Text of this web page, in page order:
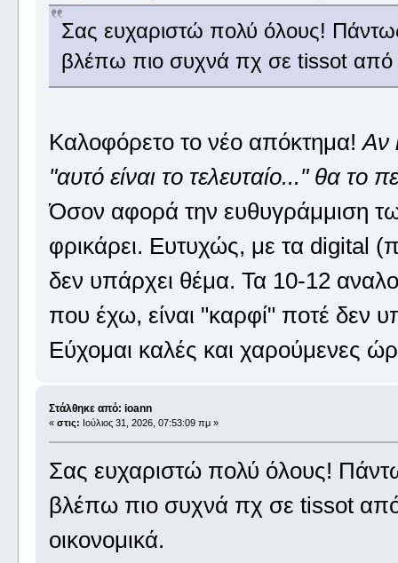
Σας ευχαριστώ πολύ όλους!
βλέπω πιο συχνά πχ σε tissot από
Καλοφόρετο το νέο απόκτημα!Αν
"αυτό είναι το τελευταίο..." θα το
Όσον αφορά την ευθυγράμμιση
φρικάρει. Ευτυχώς, με τα digital
δεν υπάρχει θέμα. Τα 10-12
που έχω, είναι "καρφί" ποτέ δεν
Εύχομαι καλές και χαρούμενες
Στάλθηκε από: ioann
« στις: Ιούλιος 31, 2026, 07:53:09 πμ »
Σας ευχαριστώ πολύ όλους!
βλέπω πιο συχνά πχ σε tissot από
οικονομικά.